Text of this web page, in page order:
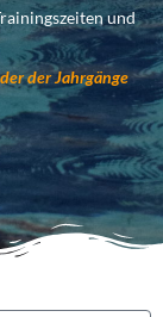
und
derJahrgänge